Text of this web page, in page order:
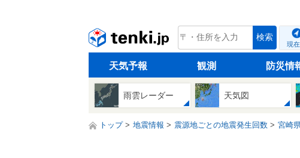
tenki.jp 検索
現
天気予報 観測 防災情
雨雲レーダー 天気図
トップ 地震情報 震源地ごとの地震発生回数 宮崎